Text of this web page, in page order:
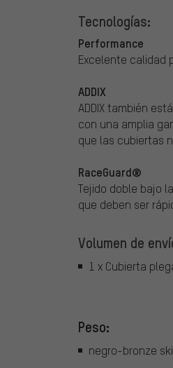
Tecnologías:
Performance
Excelente calidad
ADDIX
ADDIX también
con una amplia
que las cubiertas
RaceGuard®
Tejido doble bajo
que deben ser
Volumen de
1 x Cubierta
Peso:
negro-bronze